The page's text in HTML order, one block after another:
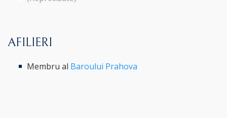
AFILIERI
Membru al Baroului Prahova